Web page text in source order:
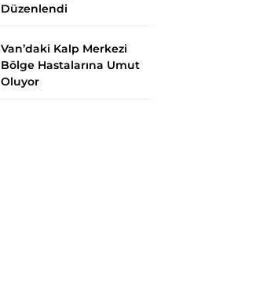
Düzenlendi
Van’daki Kalp Merkezi
Bölge Hastalarına Umut
Oluyor